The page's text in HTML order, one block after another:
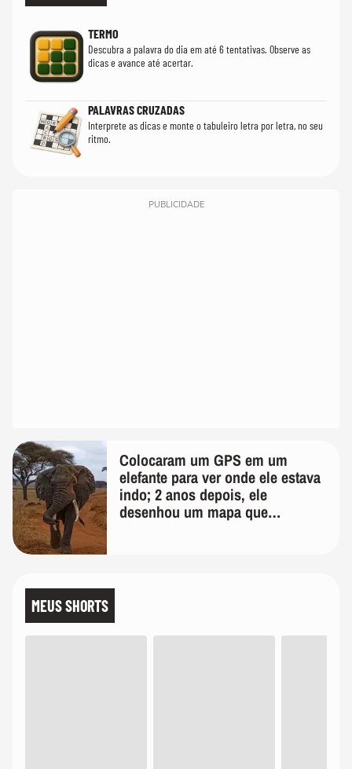
TERMO
Descubra a palavra do dia em até 6 tentativas. Observe as
dicas e avance até acertar.
PALAVRAS CRUZADAS
Interprete as dicas e monte o tabuleiro letra por letra, no seu
ritmo.
PUBLICIDADE
Colocaram um GPS em um
elefante para ver onde ele estava
indo; 2 anos depois, ele
desenhou um mapa que
MEUS SHORTS